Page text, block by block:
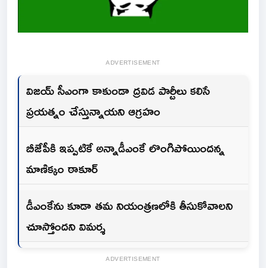
ADVERTISEMENT
విజయ్ సీఎంగా కాకుండా ద్రవిడ పార్టీలు కలిసే
ప్రయత్నం చేస్తున్నాయని ఆగ్రహం
బీజేపీకి ఇప్పటికే అన్నాడీఎంకే లొంగిపోయిందన్న
మాణిక్కం ఠాకూర్
డీఎంకేను కూడా తమ నియంత్రణలోకి తీసుకోవాలని
చూస్తోందని విమర్శ
ADVERTISEMENT